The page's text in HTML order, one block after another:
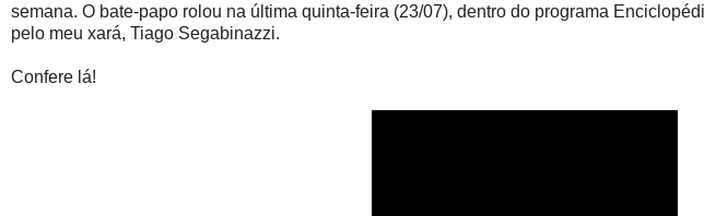
semana. O bate-papo rolou na última quinta-feira (23/07), dentro do programa
pelo meu xará, Tiago Segabinazzi.
Confere lá!